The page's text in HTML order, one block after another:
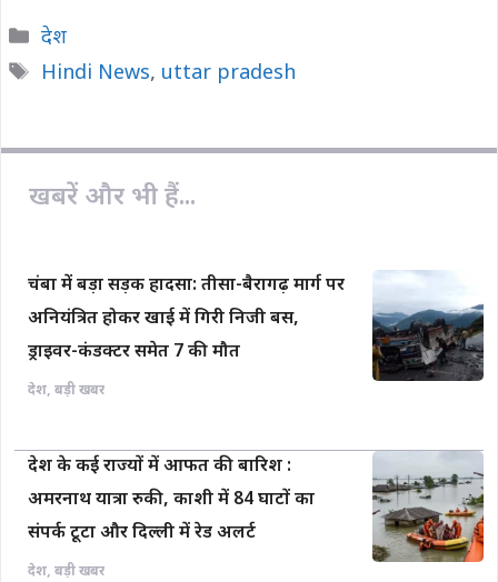
e
b
s
L
l
e
Categories
देश
Tags
Hindi News, uttar pradesh
खबरें और भी हैं...
चंबा में बड़ा सड़क हादसा: तीसा-बैरागढ़ मार्ग पर
अनियंत्रित होकर खाई में गिरी निजी बस,
ड्राइवर-कंडक्टर समेत 7 की मौत
देश, बड़ी खबर
देश के कई राज्यों में आफत की बारिश :
अमरनाथ यात्रा रुकी, काशी में 84 घाटों का
संपर्क टूटा और दिल्ली में रेड अलर्ट
देश, बड़ी खबर